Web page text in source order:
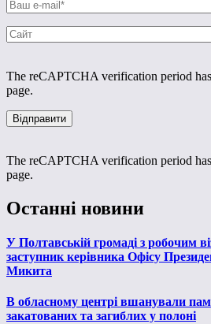
The reCAPTCHA verification period
page.
The reCAPTCHA verification period
page.
Останні новини
У Полтавській громаді з робочим
заступник керівника Офісу
Микита
В обласному центрі вшанували
закатованих та загиблих у полоні